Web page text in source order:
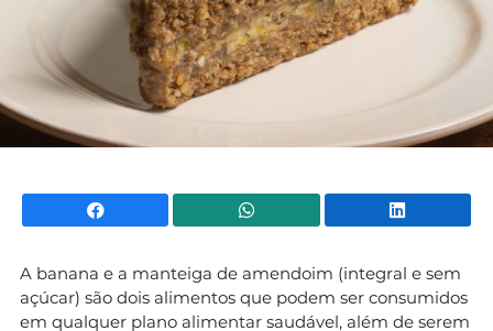
Facebook WhatsApp
A banana e a manteiga de amendoim (integral e sem
açúcar) são dois alimentos que podem ser consumidos
em qualquer plano alimentar saudável, além de serem